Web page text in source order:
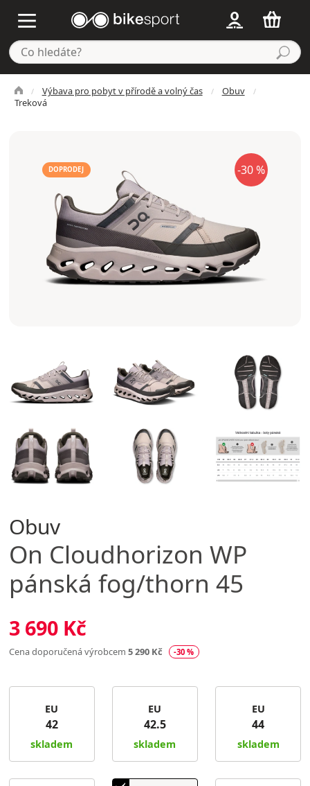
Výbava pro pobyt v přírodě a volný čas
Obuv
Treková
-30 %
DOPRODEJ
Obuv
On Cloudhorizon WP
pánská fog/thorn 45
3 690 Kč
Cena doporučená výrobcem 5 290 Kč -30 %
EU
42
skladem
EU
42.5
skladem
EU
44
skladem